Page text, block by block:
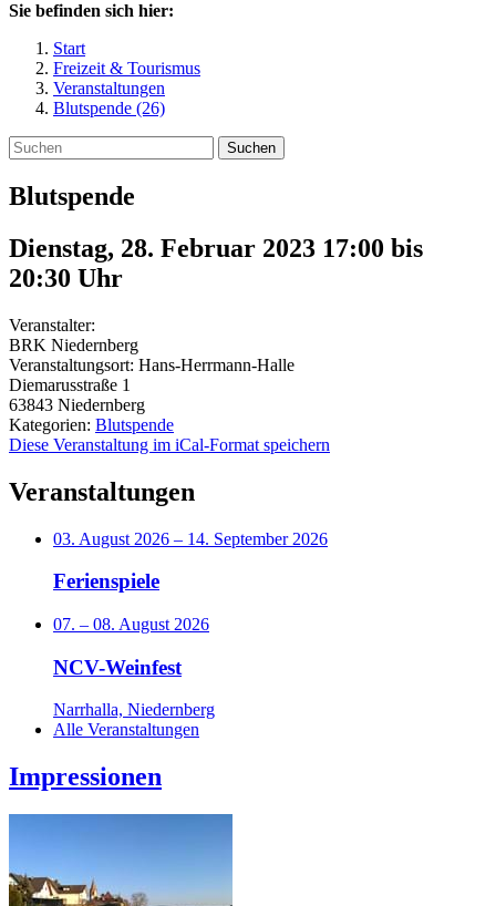
Sie befinden sich hier:
Start
Freizeit & Tourismus
Veranstaltungen
Blutspende (26)
Suchen
Blutspende
Dienstag, 28. Februar 2023 17:00 bis
20:30 Uhr
Veranstalter:
BRK Niedernberg
Veranstaltungsort: Hans-Herrmann-Halle
Diemarusstraße 1
63843 Niedernberg
Kategorien: Blutspende
Diese Veranstaltung im iCal-Format speichern
Veranstaltungen
03. August 2026 – 14. September 2026
Ferienspiele
07. – 08. August 2026
NCV-Weinfest
Narrhalla, Niedernberg
Alle Veranstaltungen
Impressionen